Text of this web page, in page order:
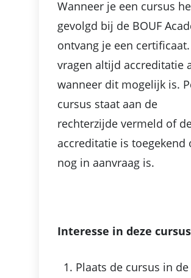
Wanneer je een cursus
gevolgd bij de BOUF
ontvang je een
vragen altijd accreditatie
wanneer dit mogelijk is.
cursus staat aan de
rechterzijde vermeld of
accreditatie is toegekend
nog in aanvraag is.
Interesse in deze
Plaats de cursus in de